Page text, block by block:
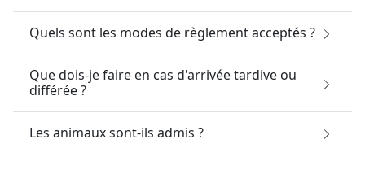
Quels sont les modes de règlement acceptés ?
Que dois-je faire en cas d'arrivée tardive ou
différée ?
Les animaux sont-ils admis ?